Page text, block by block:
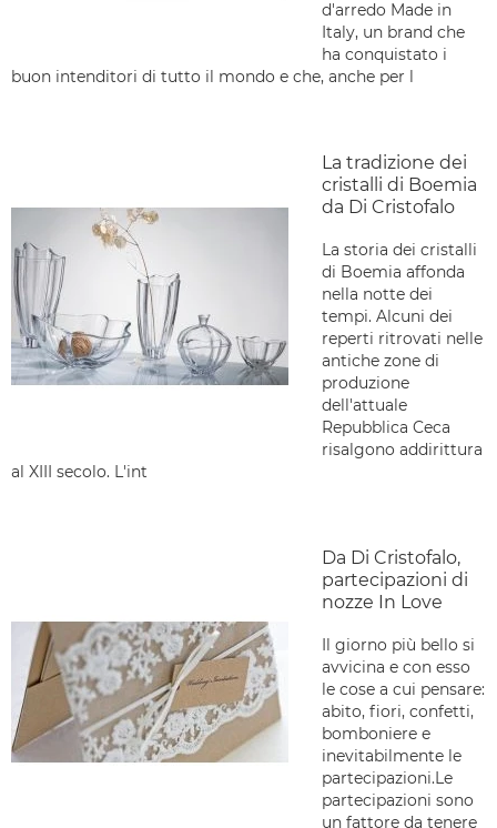
d'arredo Made in
Italy, un brand che
ha conquistato i
buon intenditori di tutto il mondo e che, anche per l
La tradizione dei
cristalli di Boemia
da Di Cristofalo
La storia dei cristalli
di Boemia affonda
nella notte dei
tempi. Alcuni dei
reperti ritrovati nelle
antiche zone di
produzione
dell'attuale
Repubblica Ceca
risalgono addirittura
al XIII secolo. L'int
Da Di Cristofalo,
partecipazioni di
nozze In Love
Il giorno più bello si
avvicina e con esso
le cose a cui pensare:
abito, fiori, confetti,
bomboniere e
inevitabilmente le
partecipazioni.Le
partecipazioni sono
un fattore da tenere